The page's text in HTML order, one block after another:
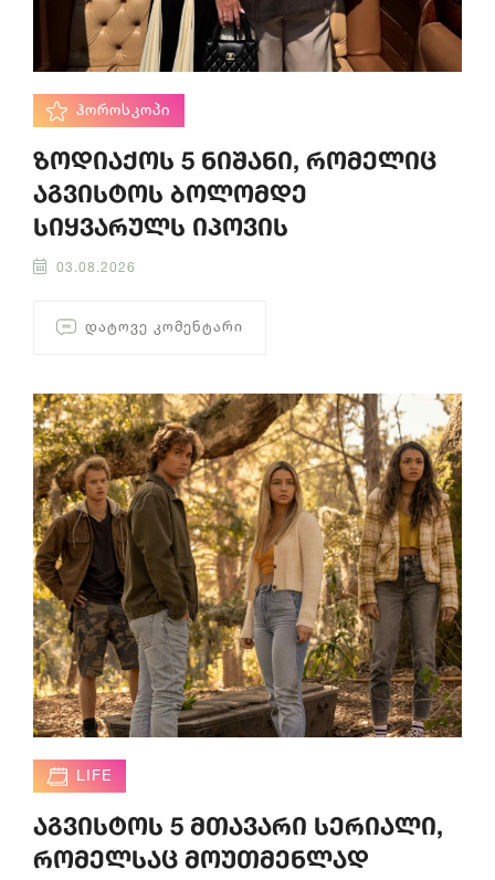
ᲰᲝᲠᲝᲡᲙᲝᲞᲘ
ზოდიაქოს 5 ნიშანი, რომელიც
აგვისტოს ბოლომდე
სიყვარულს იპოვის
03.08.2026
ᲓᲐᲢᲝᲕᲔ ᲙᲝᲛᲔᲜᲢᲐᲠᲘ
LIFE
აგვისტოს 5 მთავარი სერიალი,
რომელსაც მოუთმენლად